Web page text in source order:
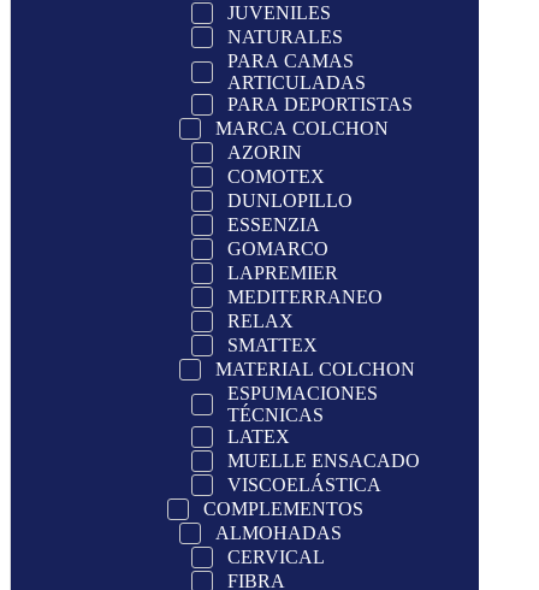
JUVENILES
NATURALES
PARA CAMAS
ARTICULADAS
PARA DEPORTISTAS
MARCA COLCHON
AZORIN
COMOTEX
DUNLOPILLO
ESSENZIA
GOMARCO
LAPREMIER
MEDITERRANEO
RELAX
SMATTEX
MATERIAL COLCHON
ESPUMACIONES
TÉCNICAS
LATEX
MUELLE ENSACADO
VISCOELÁSTICA
COMPLEMENTOS
ALMOHADAS
CERVICAL
FIBRA